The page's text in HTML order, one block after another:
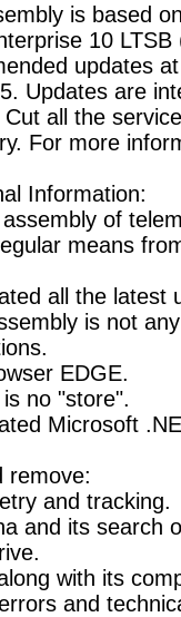
is based
10
updates
Updates are
all the
For more
Information:
of
means
all the latest
is not
EDGE.
is no "store".
Microsoft
remove:
and tracking.
and its search
with its
and